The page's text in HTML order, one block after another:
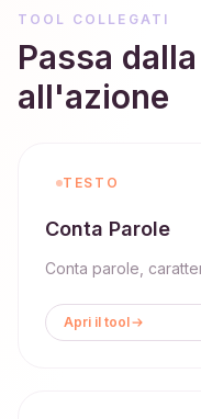
TOOL COLLEGATI
Passa
all'azione
TESTO
Conta Parole
Conta parole,
Apri il tool